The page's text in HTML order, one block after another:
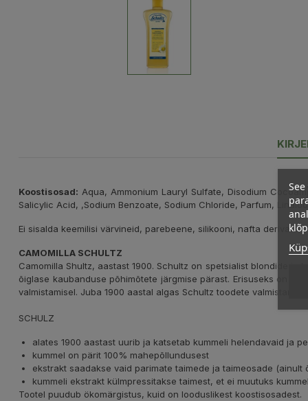
Koostisosad: Aqua, Ammonium Lauryl Sulfate, Disodium
Salicylic Acid, ,Sodium Benzoate, Sodium Chloride, Parfum,
Ei sisalda keemilisi värvineid, parebeene, silikooni, nafta derivate.
CAMOMILLA SCHULTZ
Camomilla Shultz, aastast 1900. Schultz on spetsialist blondide
õiglase kaubanduse põhimõtete järgmise pärast. Erisuseks on
valmistamisel. Juba 1900 aastal algas Schultz toodete valmistamine
SCHULZ
alates 1900 aastast uurib ja katsetab kummeli helendavaid ja
kummel on pärit 100% mahepõllundusest
ekstrakt saadakse vaid parimate taimede ja taimeosade (ainult
kummeli ekstrakt külmpressitakse taimest, et ei muutuks
Tootel puudub ökomärgistus, kuid on looduslikest koostisosadest.